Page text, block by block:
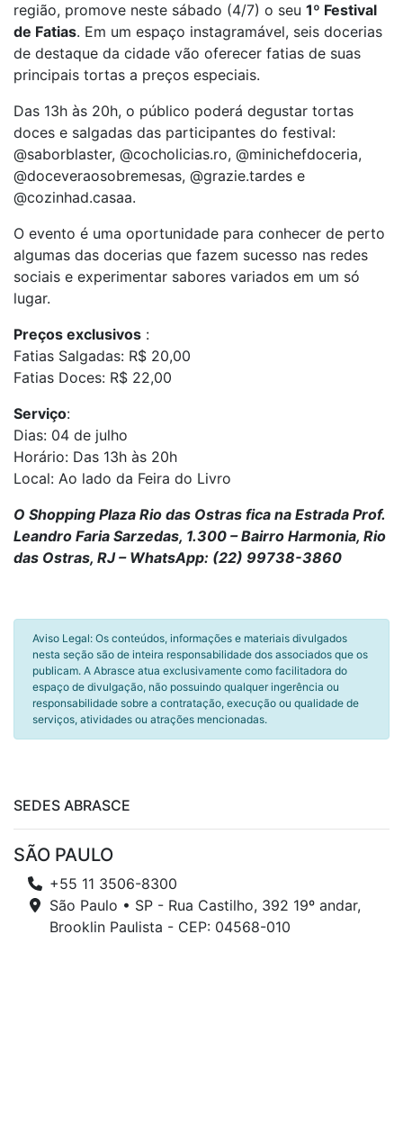
região, promove neste sábado (4/7) o seu 1º Festival
de Fatias. Em um espaço instagramável, seis docerias
de destaque da cidade vão oferecer fatias de suas
principais tortas a preços especiais.
Das 13h às 20h, o público poderá degustar tortas
doces e salgadas das participantes do festival:
@saborblaster, @cocholicias.ro, @minichefdoceria,
@doceveraosobremesas, @grazie.tardes e
@cozinhad.casaa.
O evento é uma oportunidade para conhecer de perto
algumas das docerias que fazem sucesso nas redes
sociais e experimentar sabores variados em um só
lugar.
Preços exclusivos :
Fatias Salgadas: R$ 20,00
Fatias Doces: R$ 22,00
Serviço:
Dias: 04 de julho
Horário: Das 13h às 20h
Local: Ao lado da Feira do Livro
O Shopping Plaza Rio das Ostras fica na Estrada Prof.
Leandro Faria Sarzedas, 1.300 – Bairro Harmonia, Rio
das Ostras, RJ – WhatsApp: (22) 99738-3860
Aviso Legal: Os conteúdos, informações e materiais divulgados
nesta seção são de inteira responsabilidade dos associados que os
publicam. A Abrasce atua exclusivamente como facilitadora do
espaço de divulgação, não possuindo qualquer ingerência ou
responsabilidade sobre a contratação, execução ou qualidade de
serviços, atividades ou atrações mencionadas.
SEDES ABRASCE
SÃO PAULO
+55 11 3506-8300
São Paulo • SP - Rua Castilho, 392 19º andar,
Brooklin Paulista - CEP: 04568-010